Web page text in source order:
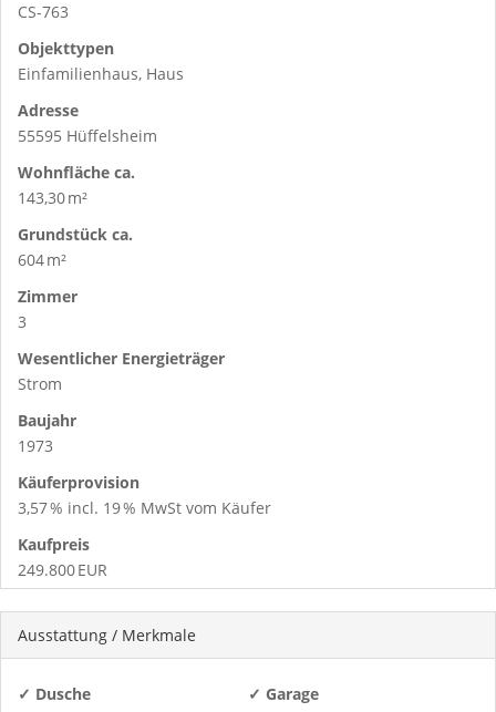
CS-763
Objekttypen
Einfamilienhaus, Haus
Adresse
55595 Hüffelsheim
Wohnfläche ca.
143,30 m²
Grund­stück ca.
604 m²
Zimmer
3
Wesentlicher Energieträger
Strom
Baujahr
1973
Käufer­provision
3,57 % incl. 19 % MwSt vom Käufer
Kaufpreis
249.800 EUR
Ausstattung / Merkmale
✓ Dusche
✓ Garage